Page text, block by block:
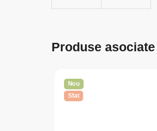
Produse asociate
Nou
Sfat